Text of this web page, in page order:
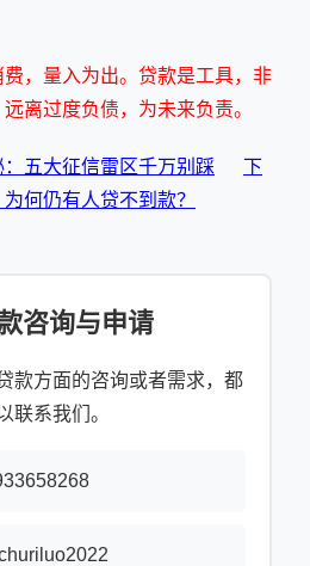
，量入为出。贷款是工具，非
离过度负债，为未来负责。
五大征信雷区千万别踩
下
何仍有人贷不到款？
咨询与申请
款方面的咨询或者需求，都
联系我们。